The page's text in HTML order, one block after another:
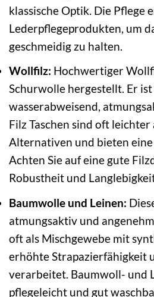
klassische Optik. Die Pflege
Lederpflegeprodukten, um
geschmeidig zu halten.
Wollfilz: Hochwertiger
Schurwolle hergestellt. Er
wasserabweisend,
Filz Taschen sind oft leichter
Alternativen und bieten
Achten Sie auf eine gute
Robustheit und
Baumwolle und Leinen:
atmungsaktiv und
oft als Mischgewebe mit
erhöhte Strapazierfähigkeit
verarbeitet. Baumwoll- und
pflegeleicht und gut